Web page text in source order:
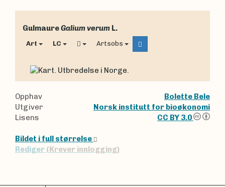
GulmaureGalium verum L.
Art LC Artsobs
Opphav
Bolette Bele
Utgiver
Norsk institutt for bioøkonomi
Lisens
CC BY 3.0
Bildet i full størrelse
Rediger (Krever innlogging)